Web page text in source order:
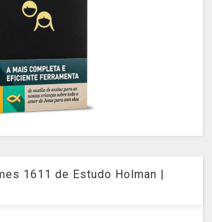
1611 de Estudo Holman |